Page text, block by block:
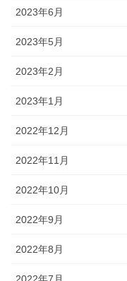
2023年6月
2023年5月
2023年2月
2023年1月
2022年12月
2022年11月
2022年10月
2022年9月
2022年8月